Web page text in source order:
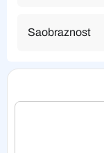
Saobraznost